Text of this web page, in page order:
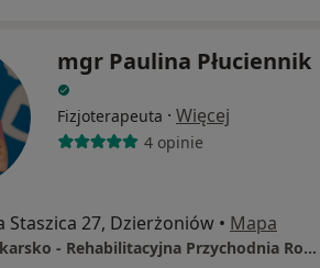
mgr Paulina Płuciennik
Fizjoterapeuta · Więcej
4 opinie
Staszica 27, Dzierżoniów • Mapa
Amicus. Lekarsko - Rehabilitacyjna Przychodnia Rodzinna